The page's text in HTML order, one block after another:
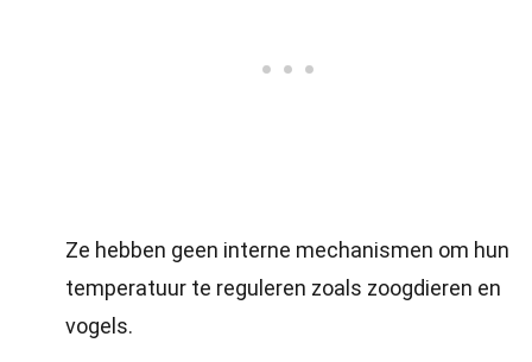
Ze hebben geen interne mechanismen om hun
temperatuur te reguleren zoals zoogdieren en
vogels.